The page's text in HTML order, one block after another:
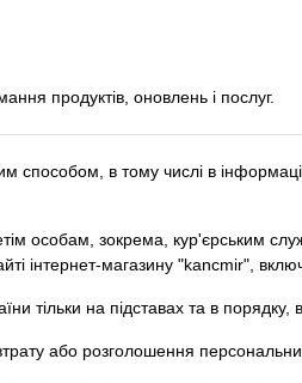
продуктів, оновлень і послуг.
способом, в тому числі в
особам, зокрема, кур'єрським
інтернет-магазину "kancmir",
тільки на підставах та в порядку,
або розголошення